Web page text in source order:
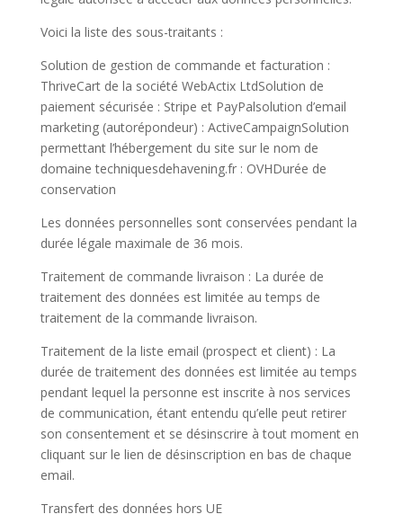
Voici la liste des sous-traitants :
Solution de gestion de commande et facturation :
ThriveCart de la société WebActix LtdSolution de
paiement sécurisée : Stripe et PayPalsolution d’email
marketing (autorépondeur) : ActiveCampaignSolution
permettant l’hébergement du site sur le nom de
domaine techniquesdehavening.fr : OVHDurée de
conservation
Les données personnelles sont conservées pendant la
durée légale maximale de 36 mois.
Traitement de commande livraison : La durée de
traitement des données est limitée au temps de
traitement de la commande livraison.
Traitement de la liste email (prospect et client) : La
durée de traitement des données est limitée au temps
pendant lequel la personne est inscrite à nos services
de communication, étant entendu qu’elle peut retirer
son consentement et se désinscrire à tout moment en
cliquant sur le lien de désinscription en bas de chaque
email.
Transfert des données hors UE